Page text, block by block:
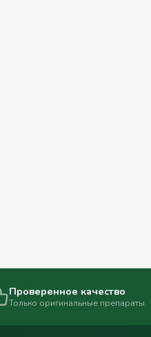
Проверенное качество
Только оригинальные препараты